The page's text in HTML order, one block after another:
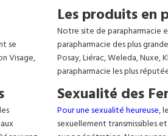
se
Visage,
Les produits en
Notre site de parapharmacie
parapharmacie des plus
Posay, Liérac, Weleda, Nuxe,
parapharmacie les plus
Sexualité des
Pour une sexualité heureuse,
sexuellement transmissibles